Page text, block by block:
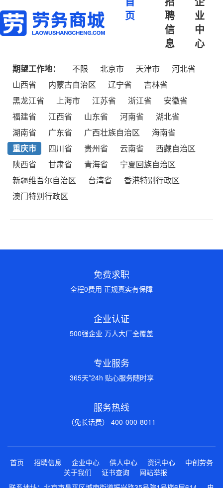
页
聘
信
息
业
中
心
期望工作地： 不限 北京市 天津市
河北省
山西省
内蒙古自治区 辽宁省
吉林省
黑龙江省
上海市 江苏省 浙江省
安徽省
福建省
江西省 山东省 河南省
湖北省
湖南省
广东省 广西壮族自治区
海南省
重庆市
四川省 贵州省 云南省
西藏自治区
陕西省
甘肃省 青海省
宁夏回族自治区
新疆维吾尔自治区
台湾省
香港特别行政区
澳门特别行政区
免费求职
全程0费用 正规真实有保障
企业认证
500强企业 万人大厂全覆盖
专业服务
365天*24h 贴心服务随时享
服务热线
（免长话费） 400-000-8011
首页 招聘信息 企业中心 供人中心 资讯中心
中创劳务
关于我们
证书查询
网站举报